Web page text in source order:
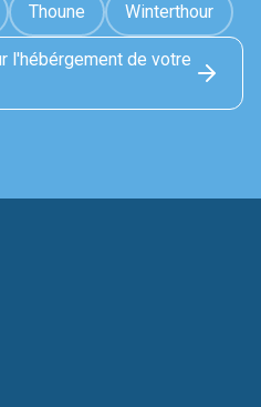
Thoune Winterthour
l'hébérgement de votre